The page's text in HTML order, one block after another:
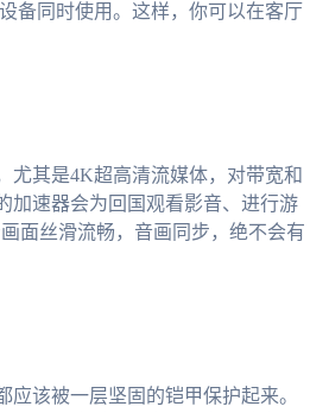
备同时使用。这样，你可以在客厅
尤其是4K超高清流媒体，对带宽和
加速器会为回国观看影音、进行游
面丝滑流畅，音画同步，绝不会有
该被一层坚固的铠甲保护起来。